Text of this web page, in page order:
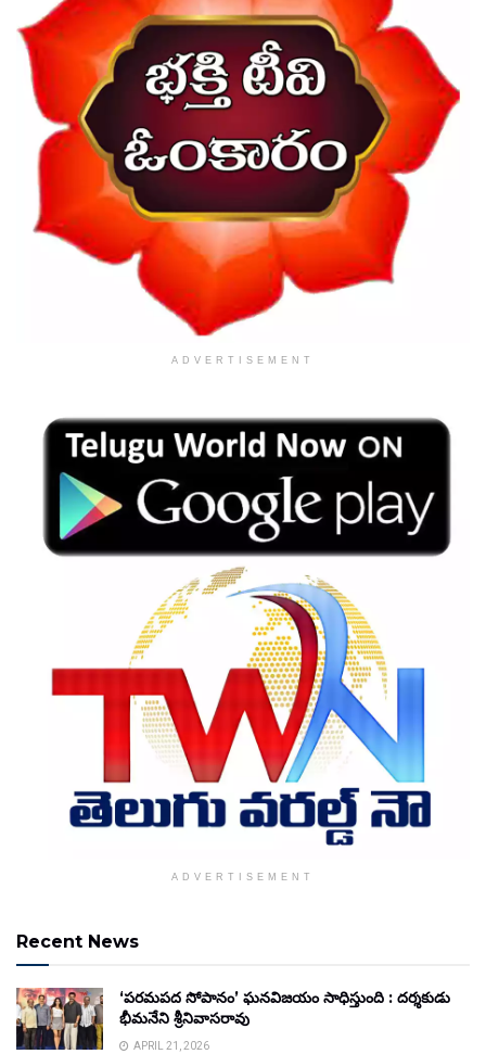
ADVERTISEMENT
ADVERTISEMENT
Recent News
‘పరమపద సోపానం’ ఘనవిజయం సాధిస్తుంది : దర్శకుడు
భీమనేని శ్రీనివాసరావు
APRIL 21, 2026